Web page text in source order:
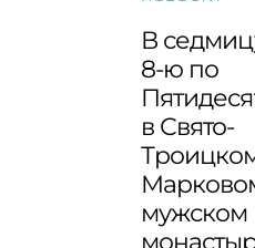
В
8-ю по
в Свято-
мужском